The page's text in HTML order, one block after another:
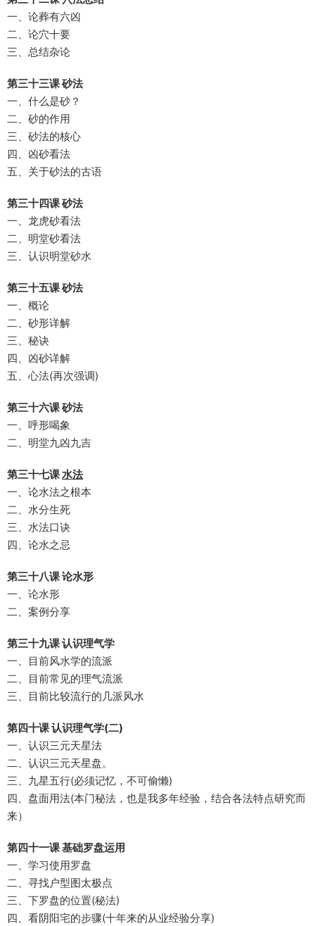
一、论葬有六凶
二、论穴十要
三、总结杂论
第三十三课 砂法
一、什么是砂？
二、砂的作用
三、砂法的核心
四、凶砂看法
五、关于砂法的古语
第三十四课 砂法
一、龙虎砂看法
二、明堂砂看法
三、认识明堂砂水
第三十五课 砂法
一、概论
二、砂形详解
三、秘诀
四、凶砂详解
五、心法(再次强调)
第三十六课 砂法
一、呼形喝象
二、明堂九凶九吉
第三十七课水法
一、论水法之根本
二、水分生死
三、水法口诀
四、论水之忌
第三十八课 论水形
一、论水形
二、案例分享
第三十九课 认识理气学
一、目前风水学的流派
二、目前常见的理气流派
三、目前比较流行的几派风水
第四十课 认识理气学(二)
一、认识三元天星法
二、认识三元天星盘。
三、九星五行(必须记忆，不可偷懒)
四、盘面用法(本门秘法，也是我多年经验，结合各法特点研究而
来）
第四十一课 基础罗盘运用
一、学习使用罗盘
二、寻找户型图太极点
三、下罗盘的位置(秘法)
四、看阴阳宅的步骤(十年来的从业经验分享)